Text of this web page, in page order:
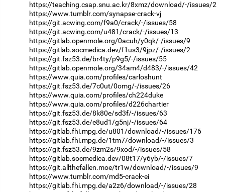
https://teaching.csap.snu.ac.kr/8xmz/download/-/issues/2
https://www.tumblr.com/synapse-crack-vj
https://git.acwing.com/f9a0/crack/-/issues/58
https://git.acwing.com/u481/crack/-/issues/13
https://gitlab.openmole.org/0acuh/y0qk/-/issues/9
https://gitlab.socmedica.dev/f1us3/9jpz/-/issues/2
https://git.fsz53.de/br4ty/p9g5/-/issues/55
https://gitlab.openmole.org/34am4/d483/-/issues/42
https://www.quia.com/profiles/carloshunt
https://git.fsz53.de/7c0ut/0omg/-/issues/26
https://www.quia.com/profiles/ch224duke
https://www.quia.com/profiles/d226chartier
https://git.fsz53.de/8k80e/sd3f/-/issues/63
https://git.fsz53.de/e8ud1/g5nj/-/issues/64
https://gitlab.fhi.mpg.de/u801/download/-/issues/176
https://gitlab.fhi.mpg.de/1tm7/download/-/issues/3
https://git.fsz53.de/9zm2s/9xod/-/issues/58
https://gitlab.socmedica.dev/08t17/y6yb/-/issues/7
https://git.allthefallen.moe/tr1w/download/-/issues/9
https://www.tumblr.com/md5-crack-ei
https://gitlab.fhi.mpg.de/a2z6/download/-/issues/28